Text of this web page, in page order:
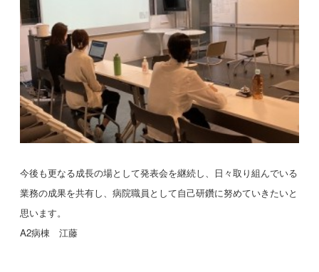
今後も更なる成長の場として発表会を継続し、日々取り組んでいる
業務の成果を共有し、病院職員として自己研鑽に努めていきたいと
思います。
A2病棟 江藤